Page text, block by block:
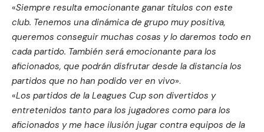
«Siempre resulta emocionante ganar títulos con este
club. Tenemos una dinámica de grupo muy positiva,
queremos conseguir muchas cosas y lo daremos todo en
cada partido. También será emocionante para los
aficionados, que podrán disfrutar desde la distancia los
partidos que no han podido ver en vivo».
«Los partidos de la Leagues Cup son divertidos y
entretenidos tanto para los jugadores como para los
aficionados y me hace ilusión jugar contra equipos de la